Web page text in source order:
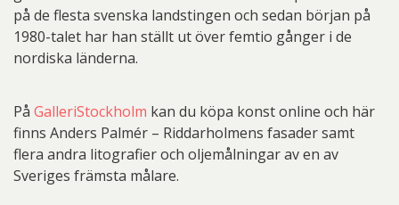
på de flesta svenska landstingen och sedan början på
1980-talet har han ställt ut över femtio gånger i de
nordiska länderna.
På GalleriStockholm kan du köpa konst online och här
finns Anders Palmér – Riddarholmens fasader samt
flera andra litografier och oljemålningar av en av
Sveriges främsta målare.